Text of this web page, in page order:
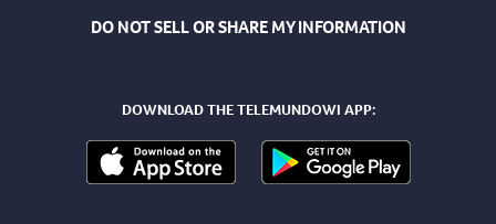
DO NOT SELL OR SHARE MY INFORMATION
DOWNLOAD THE TELEMUNDOWI APP: